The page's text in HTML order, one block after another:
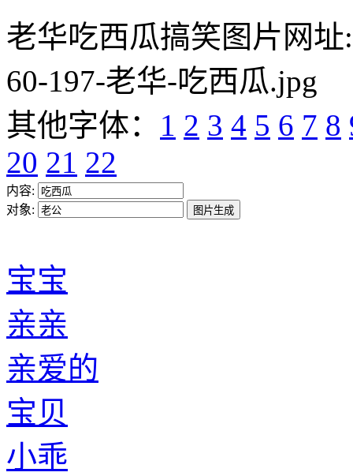
老华吃西瓜搞笑图片网址
60-197-老华-吃西瓜.jpg
其他字体： 1 2 3 4 5 6 7 8
20 21 22
内容:
对象:
宝宝
亲亲
亲爱的
宝贝
小乖